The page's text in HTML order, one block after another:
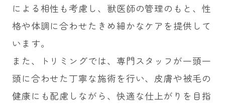
による相性も考慮し、獣医師の管理のもと、性
格や体調に合わせたきめ細かなケアを提供して
います。
また、トリミングでは、専門スタッフが一頭一
頭に合わせた丁寧な施術を行い、皮膚や被毛の
健康にも配慮しながら、快適な仕上がりを目指